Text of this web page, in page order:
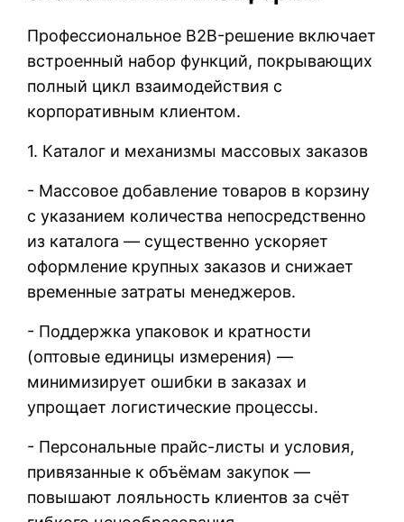
Профессиональное B2B-решение включает
встроенный набор функций, покрывающих
полный цикл взаимодействия с
корпоративным клиентом.
1. Каталог и механизмы массовых заказов
- Массовое добавление товаров в корзину
с указанием количества непосредственно
из каталога — существенно ускоряет
оформление крупных заказов и снижает
временные затраты менеджеров.
- Поддержка упаковок и кратности
(оптовые единицы измерения) —
минимизирует ошибки в заказах и
упрощает логистические процессы.
- Персональные прайс-листы и условия,
привязанные к объёмам закупок —
повышают лояльность клиентов за счёт